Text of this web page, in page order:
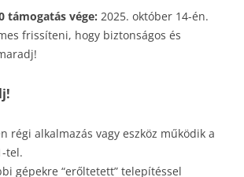
támogatás vége: 2025. október 14-én.
frissíteni, hogy biztonságos és
régi alkalmazás vagy eszköz működik a
tel.
gépekre “erőltetett” telepítéssel